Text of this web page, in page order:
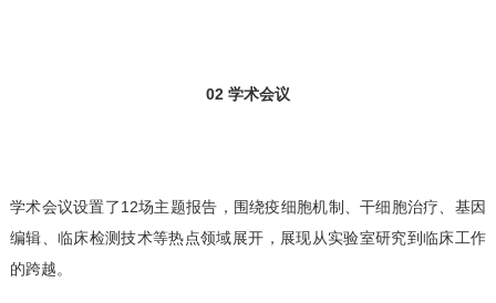
02 学术会议
学术会议设置了12场主题报告，围绕疫细胞机制、干细胞治疗、基因
编辑、临床检测技术等热点领域展开，展现从实验室研究到临床工作
的跨越。